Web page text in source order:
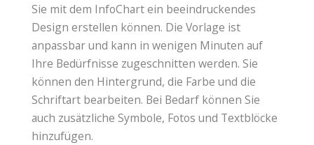
Sie mit dem InfoChart ein beeindruckendes
Design erstellen können. Die Vorlage ist
anpassbar und kann in wenigen Minuten auf
Ihre Bedürfnisse zugeschnitten werden. Sie
können den Hintergrund, die Farbe und die
Schriftart bearbeiten. Bei Bedarf können Sie
auch zusätzliche Symbole, Fotos und Textblöcke
hinzufügen.